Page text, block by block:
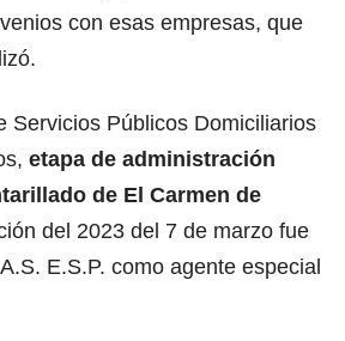
con esas empresas, que
Servicios Públicos Domiciliarios
etapa de administración
de El Carmen de
del 2023 del 7 de marzo fue
E.S.P. como agente especial